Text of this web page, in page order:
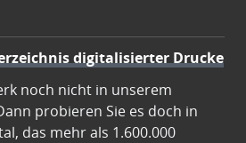
digitalisierter Drucke
noch nicht in unserem
probieren Sie es doch in
das mehr als 1.600.000